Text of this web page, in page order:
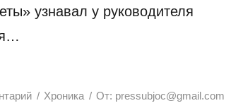
узнавал у руководителя
Хроника От: pressubjoc@gmail.com